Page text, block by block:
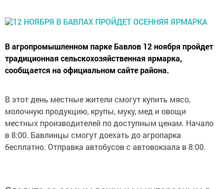
В агропромышленном парке Бавлов 12 ноября пройдет
традиционная сельскохозяйственная ярмарка,
сообщается на официальном сайте района.
В этот день местные жители смогут купить мясо,
молочную продукцию, крупы, муку, мед и овощи
местных производителей по доступным ценам. Начало
в 8:00. Бавлинцы смогут доехать до агропарка
бесплатно. Отправка автобусов с автовокзала в 8:00.